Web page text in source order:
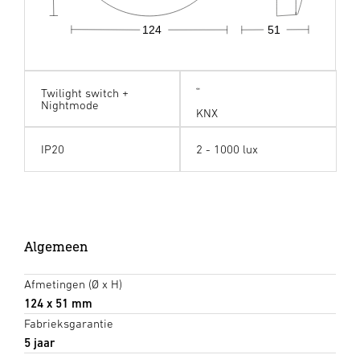
51
124
Twilight switch +
Nightmode
KNX
IP20 2 - 1000 lux
Algemeen
Afmetingen (Ø x H)
124 x 51 mm
Fabrieksgarantie
5 jaar